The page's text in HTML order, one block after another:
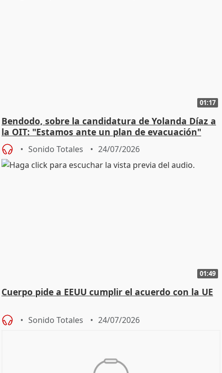
01:17
Bendodo, sobre la candidatura de Yolanda Díaz a
la OIT: "Estamos ante un plan de evacuación"
Sonido Totales 24/07/2026
01:49
Cuerpo pide a EEUU cumplir el acuerdo con la UE
Sonido Totales 24/07/2026